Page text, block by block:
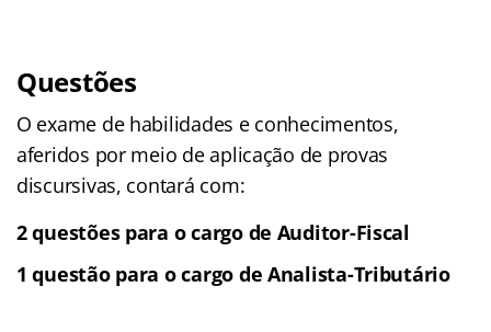
Questões
O exame de habilidades e conhecimentos,
aferidos por meio de aplicação de provas
discursivas, contará com:
2 questões para o cargo de Auditor-Fiscal
1 questão para o cargo de Analista-Tributário